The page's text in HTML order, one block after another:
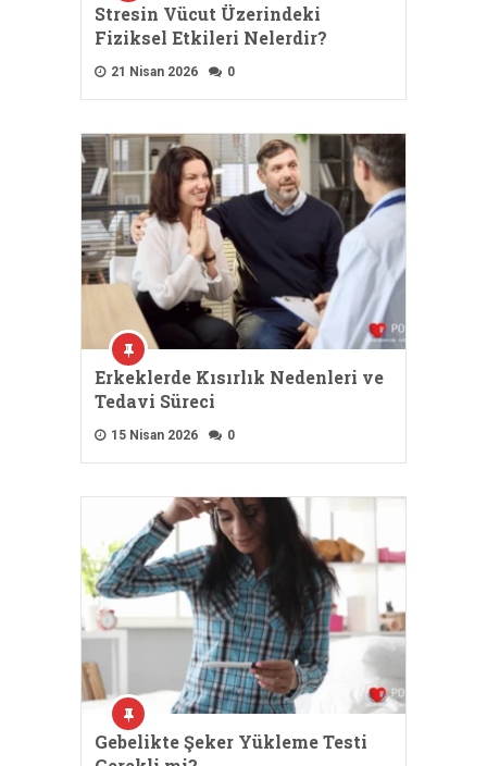
Stresin Vücut Üzerindeki
Fiziksel Etkileri Nelerdir?
21 Nisan 2026 0
Erkeklerde Kısırlık Nedenleri ve
Tedavi Süreci
15 Nisan 2026 0
Gebelikte Şeker Yükleme Testi